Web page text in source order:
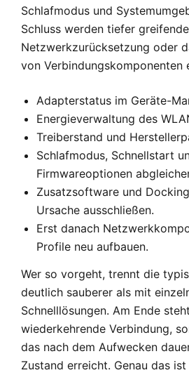
Schlafmodus und
Schluss werden tiefer
Netzwerkzurücksetzung oder
von Verbindungskomponenten
Adapterstatus im Geräte-
Energieverwaltung des
Treiberstand und
Schlafmodus, Schnellstart
Firmwareoptionen
Zusatzsoftware und
Ursache ausschließen.
Erst danach
Profile neu aufbauen.
Wer so vorgeht, trennt die
deutlich sauberer als mit
Schnelllösungen. Am Ende
wiederkehrende Verbindung,
das nach dem Aufwecken
Zustand erreicht. Genau das